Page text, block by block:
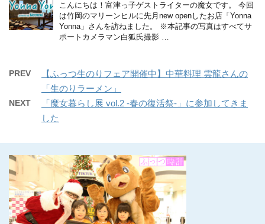
こんにちは！富津っ子ゲストライターの魔女です。 今回
は竹岡のマリーンヒルに先月new openしたお店「Yonna
Yonna」さんを訪ねました。 ※本記事の写真はすべてサ
ポートカメラマン白狐氏撮影 …
PREV
【ふっつ生のりフェア開催中】中華料理 雲龍さんの
「生のりラーメン」
NEXT
「魔女暮らし展 vol.2 -春の復活祭-」に参加してきま
した